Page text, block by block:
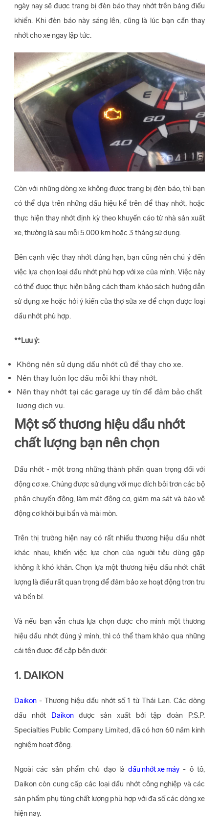
ngày nay sẽ được trang bị đèn báo thay nhớt trên bảng điều
khiển. Khi đèn báo này sáng lên, cũng là lúc bạn cần thay
nhớt cho xe ngay lập tức.
Còn với những dòng xe không được trang bị đèn báo, thì bạn
có thể dựa trên những dấu hiệu kể trên để thay nhớt, hoặc
thực hiện thay nhớt định kỳ theo khuyến cáo từ nhà sản xuất
xe, thường là sau mỗi 5.000 km hoặc 3 tháng sử dụng.
Bên cạnh việc thay nhớt đúng hạn, bạn cũng nên chú ý đến
việc lựa chọn loại dầu nhớt phù hợp với xe của mình. Việc này
có thể được thực hiện bằng cách tham khảo sách hướng dẫn
sử dụng xe hoặc hỏi ý kiến của thợ sửa xe để chọn được loại
dầu nhớt phù hợp.
**Lưu ý:
Không nên sử dụng dầu nhớt cũ để thay cho xe.
Nên thay luôn lọc dầu mỗi khi thay nhớt.
Nên thay nhớt tại các garage uy tín để đảm bảo chất
lượng dịch vụ.
Một số thương hiệu dầu nhớt
chất lượng bạn nên chọn
Dầu nhớt - một trong những thành phần quan trọng đối với
động cơ xe. Chúng được sử dụng với mục đích bôi trơn các bộ
phận chuyển động, làm mát động cơ, giảm ma sát và bảo vệ
động cơ khỏi bụi bẩn và mài mòn.
Trên thị trường hiện nay có rất nhiều thương hiệu dầu nhớt
khác nhau, khiến việc lựa chọn của người tiêu dùng gặp
không ít khó khăn. Chọn lựa một thương hiệu dầu nhớt chất
lượng là điều rất quan trọng để đảm bảo xe hoạt động trơn tru
và bền bỉ.
Và nếu bạn vẫn chưa lựa chọn được cho mình một thương
hiệu dầu nhớt đúng ý mình, thì có thể tham khảo qua những
cái tên được đề cập bên dưới:
1. DAIKON
Daikon - Thương hiệu dầu nhớt số 1 từ Thái Lan. Các dòng
dầu nhớt Daikonđược sản xuất bởi tập đoàn P.S.P.
Specialties Public Company Limited, đã có hơn 60 năm kinh
nghiệm hoạt động.
Ngoài các sản phẩm chủ đạo làdầu nhớt xe máy - ô tô,
Daikon còn cung cấp các loại dầu nhớt công nghiệp và các
sản phẩm phụ tùng chất lượng phù hợp với đa số các dòng xe
hiện nay.